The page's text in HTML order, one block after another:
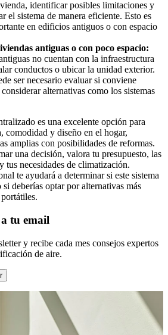
identificar posibles limitaciones y
el sistema de manera eficiente. Esto es
en edificios antiguos o con espacio
antiguas o con poco espacio:
no cuentan con la infraestructura
conductos o ubicar la unidad exterior.
ser necesario evaluar si conviene
alternativas como los sistemas
es una excelente opción para
comodidad y diseño en el hogar,
amplias con posibilidades de reformas.
una decisión, valora tu presupuesto, las
tus necesidades de climatización.
te ayudará a determinar si este sistema
deberías optar por alternativas más
tu email
y recibe cada mes consejos expertos
de aire.